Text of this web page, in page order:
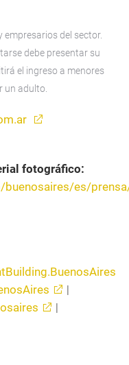
del sector.
debe presentar su
el ingreso a menores
un adulto.
fotográfico:
es/
|
|